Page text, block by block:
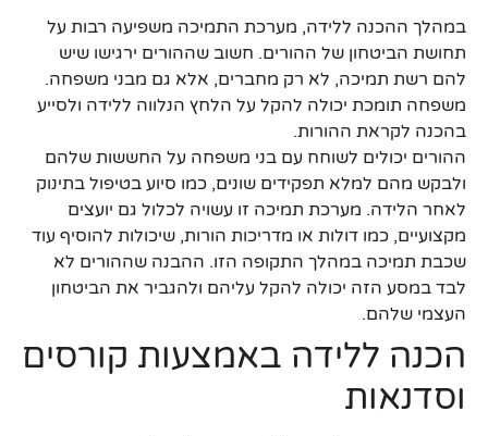
במהלך ההכנה ללידה, מערכת התמיכה משפיעה רבות על
תחושת הביטחון של ההורים. חשוב שההורים ירגישו שיש
להם רשת תמיכה, לא רק מחברים, אלא גם מבני משפחה.
משפחה תומכת יכולה להקל על הלחץ הנלווה ללידה ולסייע
בהכנה לקראת ההורות.
ההורים יכולים לשוחח עם בני משפחה על החששות שלהם
ולבקש מהם למלא תפקידים שונים, כמו סיוע בטיפול בתינוק
לאחר הלידה. מערכת תמיכה זו עשויה לכלול גם יועצים
מקצועיים, כמו דולות או מדריכות הורות, שיכולות להוסיף עוד
שכבת תמיכה במהלך התקופה הזו. ההבנה שההורים לא
לבד במסע הזה יכולה להקל עליהם ולהגביר את הביטחון
העצמי שלהם.
הכנה ללידה באמצעות קורסים
וסדנאות